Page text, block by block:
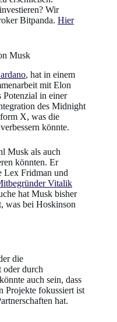
Wir
Bitpanda. Hier
Musk
, hat in einem
mit Elon
Potenzial in einer
des Midnight
X, was die
könnte.
Musk als auch
könnten. Er
Lex Fridman und
Vitalik
hat Musk bisher
was bei Hoskinson
die
oder durch
auch sein, dass
Projekte fokussiert ist
hat.